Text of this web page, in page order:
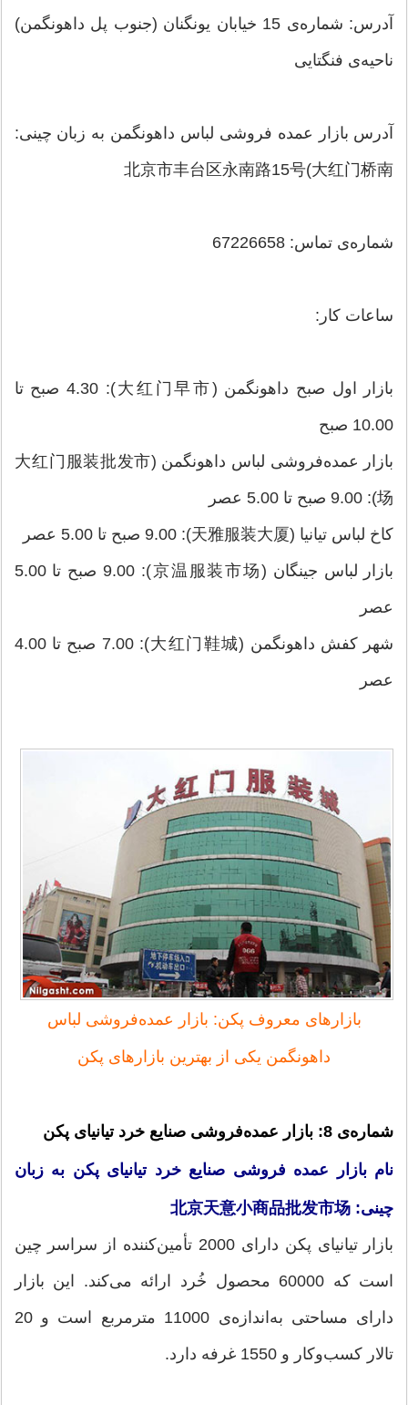
آدرس: شماره‌ی 15 خیابان یونگنان (جنوب پل داهونگمن)
ناحیه‌ی فنگتایی
آدرس بازار عمده‌ فروشی لباس داهونگمن به زبان چینی:
北京市丰台区永南路15号(大红门桥南
شماره‌ی تماس: 67226658
ساعات کار:
بازار اول صبح داهونگمن (大红门早市): 4.30 صبح تا
10.00 صبح
بازار عمده‌فروشی لباس داهونگمن (大红门服装批发市
场): 9.00 صبح تا 5.00 عصر
کاخ لباس تیانیا (天雅服装大厦): 9.00 صبح تا 5.00 عصر
بازار لباس جینگان (京温服装市场): 9.00 صبح تا 5.00
عصر
شهر کفش داهونگمن (大红门鞋城): 7.00 صبح تا 4.00
عصر
بازارهای معروف پکن: بازار عمده‌فروشی لباس
داهونگمن یکی از بهترین بازارهای پکن
شماره‌ی 8: بازار عمده‌فروشی صنایع خرد تیانیای پکن
نام بازار عمده ‌فروشی صنایع خرد تیانیای پکن به زبان
چینی: 北京天意小商品批发市场
بازار تیانیای پکن دارای 2000 تأمین‌کننده از سراسر چین
است که 60000 محصول خُرد ارائه می‌کند. این بازار
دارای مساحتی به‌اندازه‌ی 11000 مترمربع است و 20
تالار کسب‌وکار و 1550 غرفه دارد.